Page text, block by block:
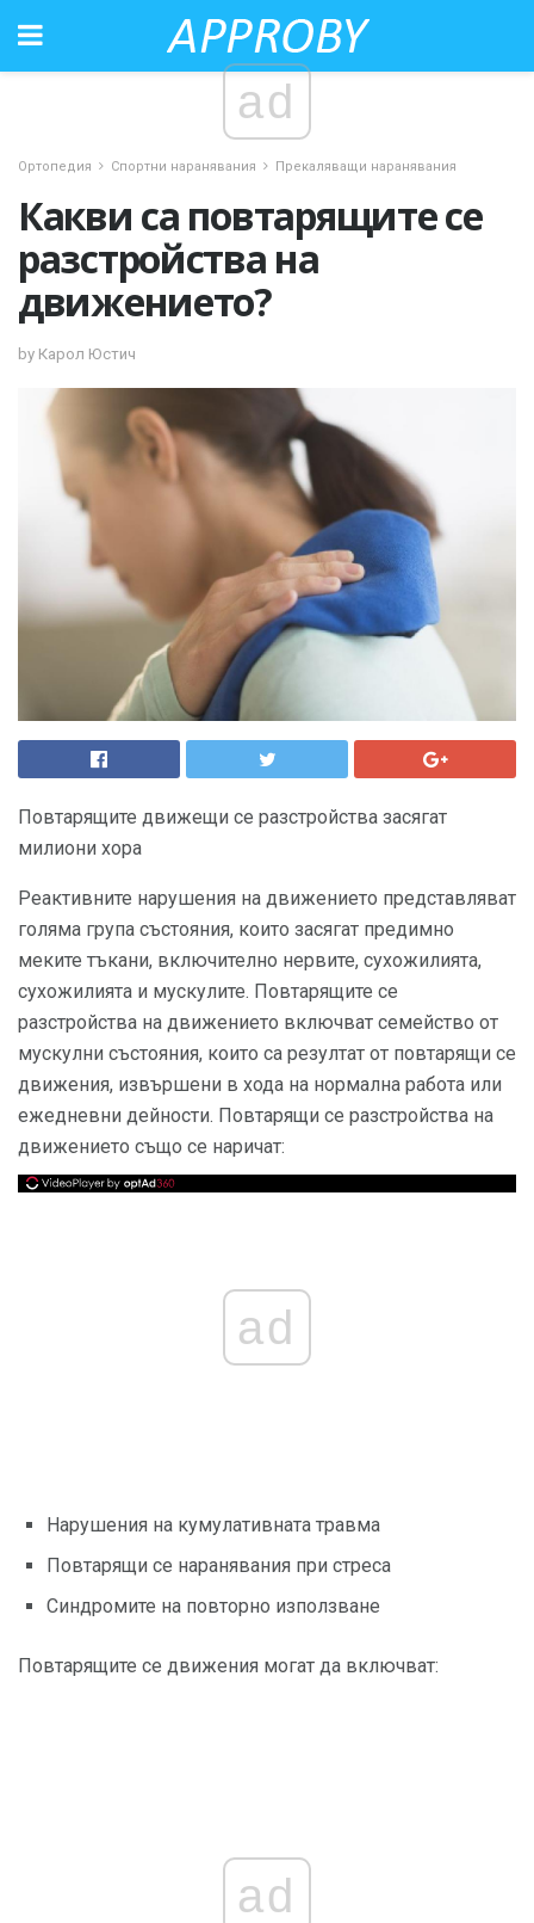
ad
Ортопедия Спортни наранявания Прекаляващи наранявания
Какви са повтарящите се
разстройства на
движението?
by Карол Юстич
Повтарящите движещи се разстройства засягат
милиони хора
Реактивните нарушения на движението представляват
голяма група състояния, които засягат предимно
меките тъкани, включително нервите, сухожилията,
сухожилията и мускулите. Повтарящите се
разстройства на движението включват семейство от
мускулни състояния, които са резултат от повтарящи се
движения, извършени в хода на нормална работа или
ежедневни дейности. Повтарящи се разстройства на
движението също се наричат:
ad
Нарушения на кумулативната травма
Повтарящи се наранявания при стреса
Синдромите на повторно използване
Повтарящите се движения могат да включват:
ad